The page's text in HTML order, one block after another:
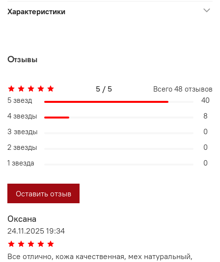
Характеристики
Отзывы
Оксана
24.11.2025 19:34
Все отлично, кожа качественная, мех натуральный,
5 / 5 Всего 48 отзывов
5 звезд
40
4 звезды
8
3 звезды
0
2 звезды
0
1 звезда
0
Оставить отзыв